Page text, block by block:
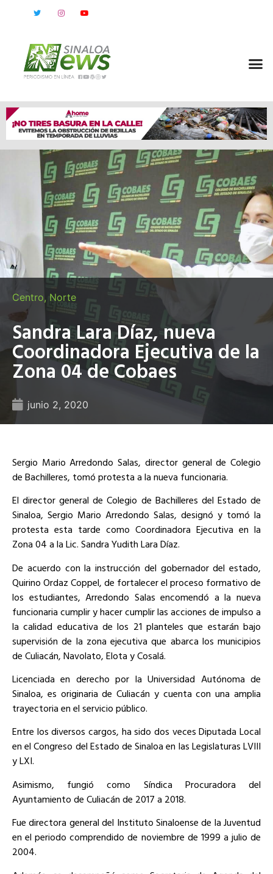
Centro, Norte
Sandra Lara Díaz, nueva
Coordinadora Ejecutiva de la
Zona 04 de Cobaes
junio 2, 2020
Sergio Mario Arredondo Salas, director general de Colegio
de Bachilleres, tomó protesta a la nueva funcionaria.
El director general de Colegio de Bachilleres del Estado de
Sinaloa, Sergio Mario Arredondo Salas, designó y tomó la
protesta esta tarde como Coordinadora Ejecutiva en la
Zona 04 a la Lic. Sandra Yudith Lara Díaz.
De acuerdo con la instrucción del gobernador del estado,
Quirino Ordaz Coppel, de fortalecer el proceso formativo de
los estudiantes, Arredondo Salas encomendó a la nueva
funcionaria cumplir y hacer cumplir las acciones de impulso a
la calidad educativa de los 21 planteles que estarán bajo
supervisión de la zona ejecutiva que abarca los municipios
de Culiacán, Navolato, Elota y Cosalá.
Licenciada en derecho por la Universidad Autónoma de
Sinaloa, es originaria de Culiacán y cuenta con una amplia
trayectoria en el servicio público.
Entre los diversos cargos, ha sido dos veces Diputada Local
en el Congreso del Estado de Sinaloa en las Legislaturas LVIII
y LXI.
Asimismo, fungió como Síndica Procuradora del
Ayuntamiento de Culiacán de 2017 a 2018.
Fue directora general del Instituto Sinaloense de la Juventud
en el periodo comprendido de noviembre de 1999 a julio de
2004.